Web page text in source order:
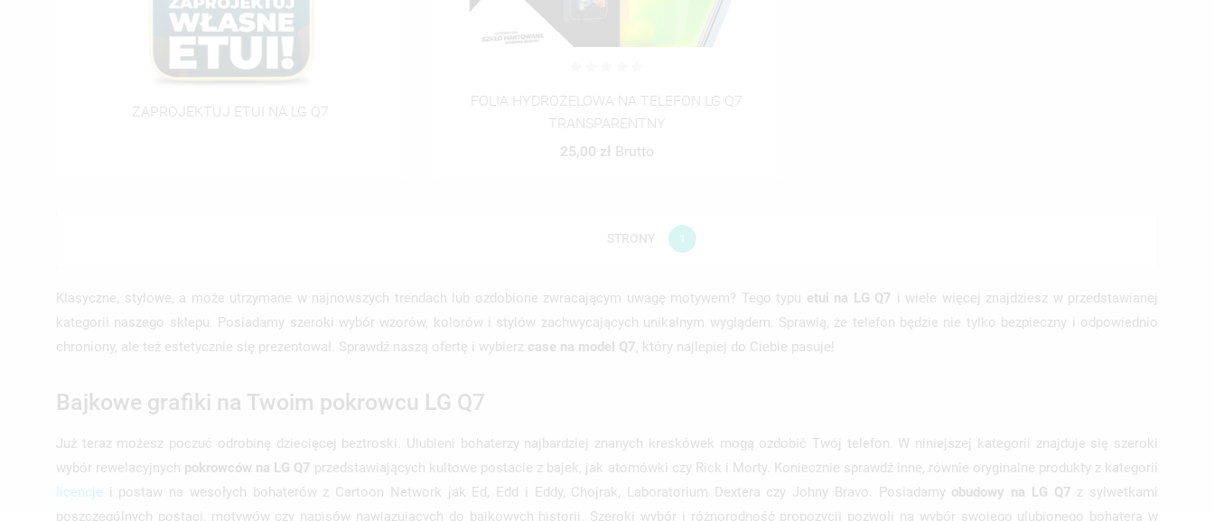
ZAPROJEKTUJ ETUI NA LG Q7
FOLIA HYDROŻELOWA NA TELEFON LG Q7
TRANSPARENTNY
25,00 zł
Brutto
STRONY 1
Klasyczne, stylowe, a może utrzymane w najnowszych trendach lub ozdobione zwracającym uwagę motywem? Tego typu etui na LG Q7 i wiele więcej znajdziesz w przedstawianej
kategorii naszego sklepu. Posiadamy szeroki wybór wzorów, kolorów i stylów zachwycających unikalnym wyglądem. Sprawią, że telefon będzie nie tylko bezpieczny i odpowiednio
chroniony, ale też estetycznie się prezentował. Sprawdź naszą ofertę i wybierz case na model Q7, który najlepiej do Ciebie pasuje!
Bajkowe grafiki na Twoim pokrowcu LG Q7
Już teraz możesz poczuć odrobinę dziecięcej beztroski. Ulubieni bohaterzy najbardziej znanych kreskówek mogą ozdobić Twój telefon. W niniejszej kategorii znajduje się szeroki
wybór rewelacyjnych pokrowców na LG Q7 przedstawiających kultowe postacie z bajek, jak atomówki czy Rick i Morty. Koniecznie sprawdź inne, równie oryginalne produkty z kategorii
licencje i postaw na wesołych bohaterów z Cartoon Network jak Ed, Edd i Eddy, Chojrak, Laboratorium Dextera czy Johny Bravo. Posiadamy obudowy na LG Q7 z sylwetkami
poszczególnych postaci, motywów czy napisów nawiązujących do bajkowych historii. Szeroki wybór i różnorodność propozycji pozwoli na wybór swojego ulubionego bohatera w
UTWÓRZ NOWĄ LISTĘ
((CANCELTEXT)) ((CREATETEXT))